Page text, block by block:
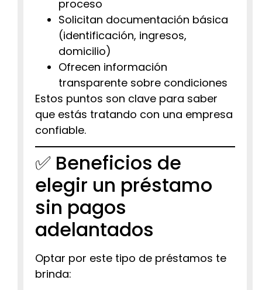
proceso
Solicitan documentación básica
(identificación, ingresos,
domicilio)
Ofrecen información
transparente sobre condiciones
Estos puntos son clave para saber
que estás tratando con una empresa
confiable.
✅ Beneficios de
elegir un préstamo
sin pagos
adelantados
Optar por este tipo de préstamos te
brinda: